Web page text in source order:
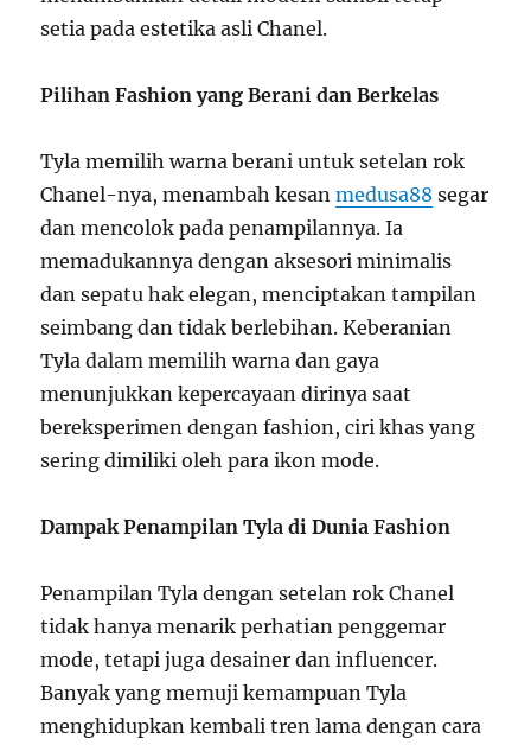
setia pada estetika asli Chanel.
Pilihan Fashion yang Berani dan Berkelas
Tyla memilih warna berani untuk setelan rok
Chanel-nya, menambah kesanmedusa88 segar
dan mencolok pada penampilannya. Ia
memadukannya dengan aksesori minimalis
dan sepatu hak elegan, menciptakan tampilan
seimbang dan tidak berlebihan. Keberanian
Tyla dalam memilih warna dan gaya
menunjukkan kepercayaan dirinya saat
bereksperimen dengan fashion, ciri khas yang
sering dimiliki oleh para ikon mode.
Dampak Penampilan Tyla di Dunia Fashion
Penampilan Tyla dengan setelan rok Chanel
tidak hanya menarik perhatian penggemar
mode, tetapi juga desainer dan influencer.
Banyak yang memuji kemampuan Tyla
menghidupkan kembali tren lama dengan cara